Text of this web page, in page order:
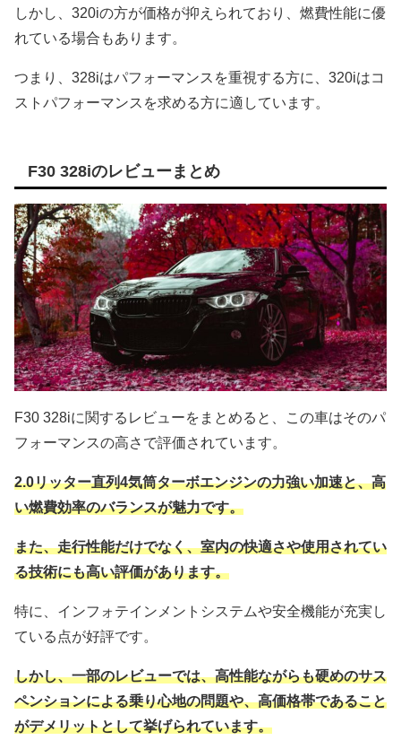
しかし、320iの方が価格が抑えられており、燃費性能に優
れている場合もあります。
つまり、328iはパフォーマンスを重視する方に、320iはコ
ストパフォーマンスを求める方に適しています。
F30 328iのレビューまとめ
F30 328iに関するレビューをまとめると、この車はそのパ
フォーマンスの高さで評価されています。
2.0リッター直列4気筒ターボエンジンの力強い加速と、高
い燃費効率のバランスが魅力です。
また、走行性能だけでなく、室内の快適さや使用されてい
る技術にも高い評価があります。
特に、インフォテインメントシステムや安全機能が充実し
ている点が好評です。
しかし、一部のレビューでは、高性能ながらも硬めのサス
ペンションによる乗り心地の問題や、高価格帯であること
がデメリットとして挙げられています。